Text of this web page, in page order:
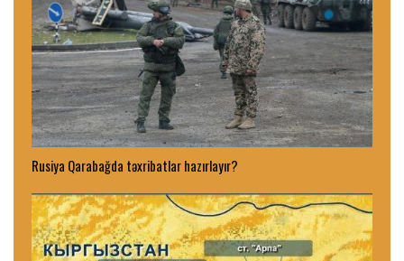
Rusiya Qarabağda təxribatlar hazırlayır?